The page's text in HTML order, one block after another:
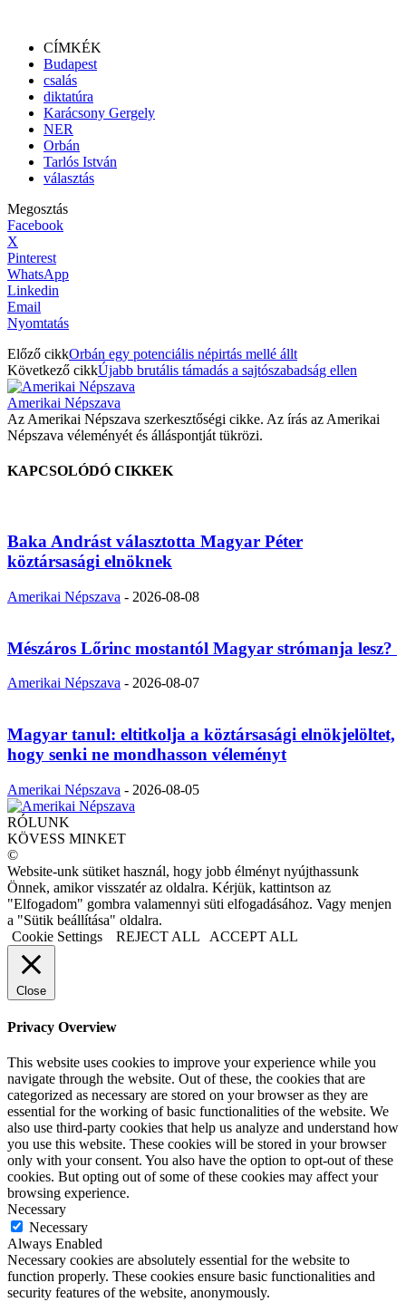
CÍMKÉK
Budapest
csalás
diktatúra
Karácsony Gergely
NER
Orbán
Tarlós István
választás
Megosztás
Facebook
X
Pinterest
WhatsApp
Linkedin
Email
Nyomtatás
Előző cikkOrbán egy potenciális népirtás mellé állt
Következő cikkÚjabb brutális támadás a sajtószabadság ellen
Amerikai Népszava
Az Amerikai Népszava szerkesztőségi cikke. Az írás az Amerikai
Népszava véleményét és álláspontját tükrözi.
KAPCSOLÓDÓ CIKKEK
Baka Andrást választotta Magyar Péter
köztársasági elnöknek
Amerikai Népszava - 2026-08-08
Mészáros Lőrinc mostantól Magyar strómanja lesz?
Amerikai Népszava - 2026-08-07
Magyar tanul: eltitkolja a köztársasági elnökjelöltet,
hogy senki ne mondhasson véleményt
Amerikai Népszava - 2026-08-05
RÓLUNK
KÖVESS MINKET
©
Website-unk sütiket használ, hogy jobb élményt nyújthassunk
Önnek, amikor visszatér az oldalra. Kérjük, kattintson az
"Elfogadom" gombra valamennyi süti elfogadásához. Vagy menjen
a "Sütik beállítása" oldalra.
Cookie Settings
REJECT ALL ACCEPT ALL
Close
Privacy Overview
This website uses cookies to improve your experience while you
navigate through the website. Out of these, the cookies that are
categorized as necessary are stored on your browser as they are
essential for the working of basic functionalities of the website. We
also use third-party cookies that help us analyze and understand how
you use this website. These cookies will be stored in your browser
only with your consent. You also have the option to opt-out of these
cookies. But opting out of some of these cookies may affect your
browsing experience.
Necessary
Necessary
Always Enabled
Necessary cookies are absolutely essential for the website to
function properly. These cookies ensure basic functionalities and
security features of the website, anonymously.